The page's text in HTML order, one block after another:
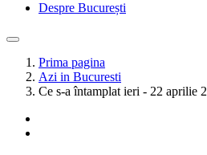
Despre București
Prima pagina
Azi in Bucuresti
Ce s-a întamplat ieri - 22 aprilie